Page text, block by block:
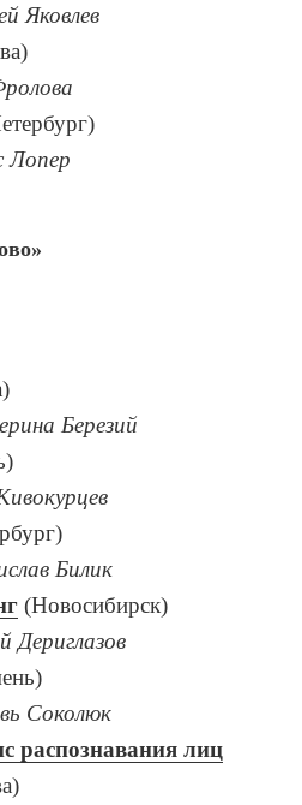
Яковлев
Лопер
Березий
Билик
(Новосибирск)
Дериглазов
Соколюк
распознавания лиц